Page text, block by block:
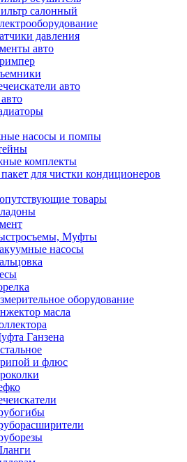
салонный
давления
авто
авто
насосы и помпы
комплекты
для чистки кондиционеров
товары
Муфты
насосы
оборудование
масла
Ганзена
и флюс